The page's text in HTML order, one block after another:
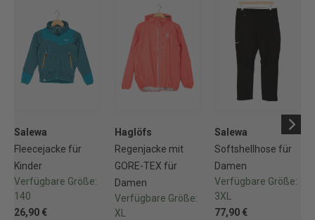
Salewa
Fleecejacke für
Kinder
Verfügbare Größe:
140
26,90 €
Haglöfs
Regenjacke mit
GORE-TEX für
Damen
Verfügbare Größe:
XL
Salewa
Softshellhose für
Damen
Verfügbare Größe:
3XL
77,90 €